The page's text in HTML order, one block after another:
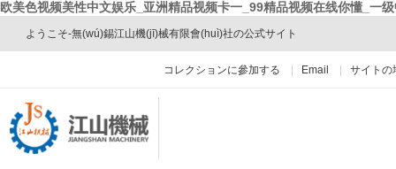
欧美色视频美性中文娱乐_亚洲精品视频卡一_99精品视频在线你懂_一
ようこそ-無(wú)錫江山機(jī)械有限會(huì)社の公式サイト
コレクションに參加する Email サイトの